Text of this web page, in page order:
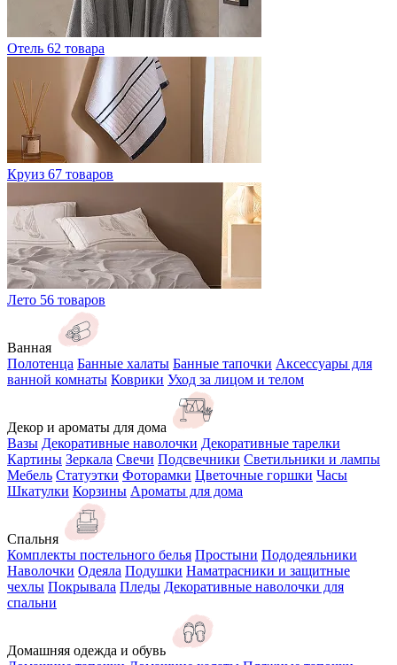
Отель 62 товара
Круиз 67 товаров
Лето 56 товаров
Ванная
Полотенца Банные халаты Банные тапочки Аксессуары для
ванной комнаты Коврики Уход за лицом и телом
Декор и ароматы для дома
Вазы Декоративные наволочки Декоративные тарелки
Картины Зеркала Свечи Подсвечники Светильники и лампы
Мебель Статуэтки Фоторамки Цветочные горшки Часы
Шкатулки Корзины Ароматы для дома
Спальня
Комплекты постельного белья Простыни Пододеяльники
Наволочки Одеяла Подушки Наматрасники и защитные
чехлы Покрывала Пледы Декоративные наволочки для
спальни
Домашняя одежда и обувь